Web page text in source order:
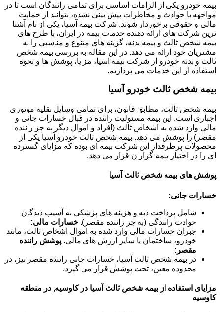
بیمه خودرو یکی از الزامات اساسی برای تمامی رانندگان است تا در
مواجهه با حوادث و مخاطرات پیش بینی نشده، بتوانند از حمایت
مالی و حقوقی برخوردار شوند. شرکت بیمه آسیا، یکی از نام آشنا
ترین شرکت های ارائه دهنده خدمات بیمه در ایران، با طرح های
بیمه شخص ثالث و بیمه بدنه، گزینه های متنوع و مناسبی را به
مشتریان خود ارائه می دهد. در این مقاله به بررسی بیمه شخص
ثالث و بدنه خودرو از شرکت بیمه آسیا، مزایا، پوشش ها و نحوه
استفاده از این خدمات می پردازیم.
بیمه شخص ثالث خودرو آسیا
بیمه شخص ثالث، مطابق قانون، برای تمامی وسایل نقلیه موتوری
اجباری است. این بیمه مسئولیت راننده در قبال خسارات جانی و
مالی وارد شده به اشخاص ثالث (افراد و اموال دیگر به جز راننده
مقصر) را پوشش می دهد. بیمه شخص ثالث خودرو آسیا یکی از
محصولات پرطرفدار این شرکت بیمه ای بوده که مزایای گسترده
ای را در اختیار بیمه گزاران قرار می دهد.
پوشش های بیمه شخص ثالث آسیا
خسارات جانی:
شامل پرداخت دیه و هزینه های پزشکی به آسیب دیدگان
حوادث رانندگی (به جز راننده مقصر). خسارات مالی:
جبران خسارات مالی وارد شده به اموال اشخاص ثالث، مانند
خودرو، ساختمان یا سایر ارزش های مالی. پوشش راننده
مقصر:
در بیمه شخص ثالث آسیا، خسارات جانی راننده مقصر نیز، در
محدوده معین، تحت پوشش قرار می گیرد.
مزایای استفاده از بیمه شخص ثالث آسیا در کاوسیه, در منطقه
کاوسیه